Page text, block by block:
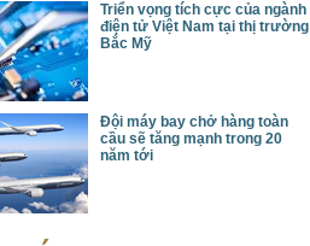
Triển vọng tích cực của ngành
điện tử Việt Nam tại thị trường
Bắc Mỹ
Đội máy bay chở hàng toàn
cầu sẽ tăng mạnh trong 20
năm tới